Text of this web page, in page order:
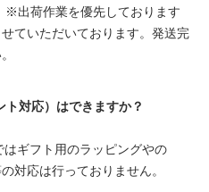
※出荷作業を優先しております
ていただいております。発送完
対応）はできますか？
ギフト用のラッピングやの
対応は行っておりません。